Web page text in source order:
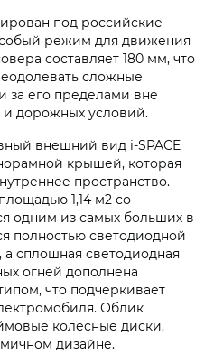
под российские
режим для движения
составляет 180 мм, что
сложные
за его пределами вне
и дорожных условий.
внешний вид i‑SPACE
крышей, которая
пространство.
1,14 м2 со
одним из самых больших в
полностью светодиодной
сплошная светодиодная
огней дополнена
что подчеркивает
Облик
колесные диски,
дизайне.